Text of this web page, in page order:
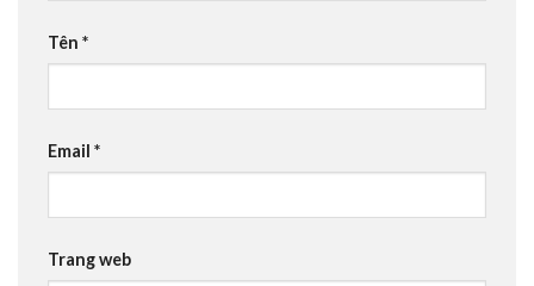
Tên *
Email *
Trang web